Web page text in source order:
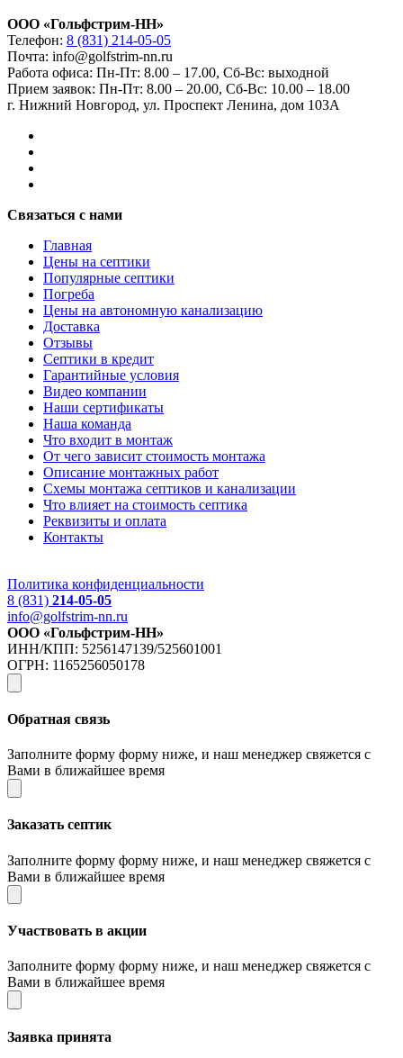
ООО «Гольфстрим-НН»
Телефон: 8 (831) 214-05-05
Почта: info@golfstrim-nn.ru
Работа офиса: Пн-Пт: 8.00 – 17.00, Сб-Вс: выходной
Прием заявок: Пн-Пт: 8.00 – 20.00, Сб-Вс: 10.00 – 18.00
г. Нижний Новгород, ул. Проспект Ленина, дом 103А
Связаться с нами
Главная
Цены на септики
Популярные септики
Погреба
Цены на автономную канализацию
Доставка
Отзывы
Септики в кредит
Гарантийные условия
Видео компании
Наши сертификаты
Наша команда
Что входит в монтаж
От чего зависит стоимость монтажа
Описание монтажных работ
Схемы монтажа септиков и канализации
Что влияет на стоимость септика
Реквизиты и оплата
Контакты
Политика конфиденциальности
8 (831) 214-05-05
info@golfstrim-nn.ru
ООО «Гольфстрим-НН»
ИНН/КПП: 5256147139/525601001
ОГРН: 1165256050178
Обратная связь
Заполните форму форму ниже, и наш менеджер свяжется с
Вами в ближайшее время
Заказать септик
Заполните форму форму ниже, и наш менеджер свяжется с
Вами в ближайшее время
Участвовать в акции
Заполните форму форму ниже, и наш менеджер свяжется с
Вами в ближайшее время
Заявка принята